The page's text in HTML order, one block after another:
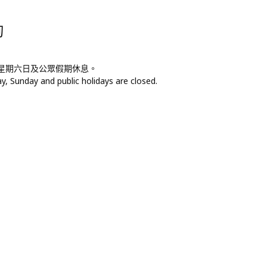
六日及公眾假期休息。
Sunday and public holidays are closed.